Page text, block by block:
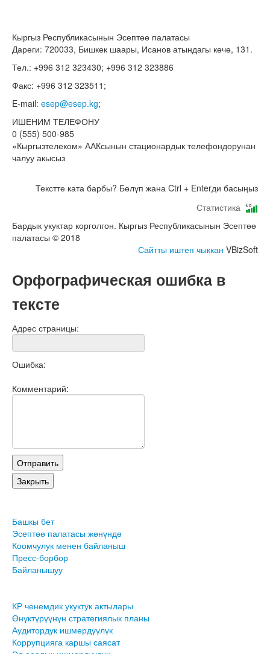
Кыргыз Республикасынын Эсептөө палатасы
Дареги: 720033, Бишкек шаары, Исанов атындагы көчө, 131.
Тел.: +996 312 323430; +996 312 323886
Факс: +996 312 323511;
E-mail: esep@esep.kg;
ИШЕНИМ ТЕЛЕФОНУ
0 (555) 500-985
«Кыргызтелеком» ААКсынын стационардык телефондорунан
чалуу акысыз
Текстте ката барбы? Бөлүп жана Ctrl + Enterди басыңыз
Статистика
Бардык укуктар корголгон. Кыргыз Республикасынын Эсептөө
палатасы © 2018
Сайтты иштеп чыккан VBizSoft
Орфографическая ошибка в
тексте
Адрес страницы:
Ошибка:
Комментарий:
Башкы бет
Эсептөө палатасы жөнүндө
Коомчулук менен байланыш
Пресс-борбор
Байланышуу
КР ченемдик укуктук актылары
Өнүктүрүүнүн стратегиялык планы
Аудитордук ишмердүүлүк
Коррупцияга каршы саясат